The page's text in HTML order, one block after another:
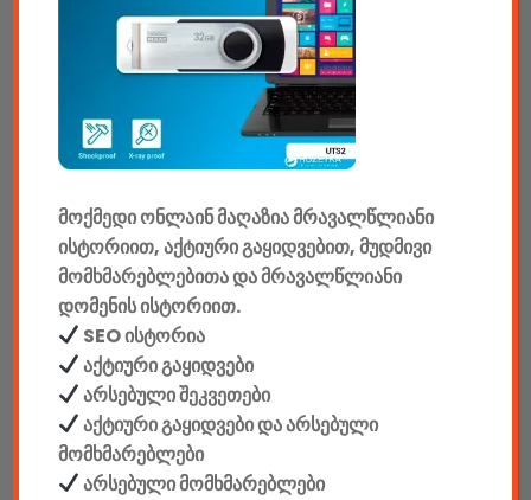
ტელევიზორები & აქსესუარები
აუდიო & ვიდეო
კონსოლები & აქსესუარები
ელემენტები
აკკუმულატორები
კაბელები & დამტენები
დისკები
ჩანთები
მოქმედი ონლაინ მაღაზია მრავალწლიანი
ისტორიით, აქტიური გაყიდვებით, მუდმივი
მომხმარებლებითა და მრავალწლიანი
დომენის ისტორიით.
SEO ისტორია
აქტიური გაყიდვები
არსებული შეკვეთები
აქტიური გაყიდვები და არსებული
მომხმარებლები
არსებული მომხმარებლები